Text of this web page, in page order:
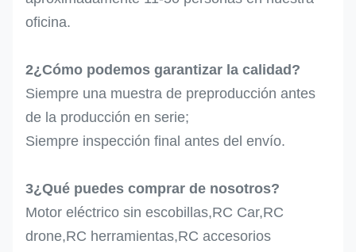
oficina.
2¿Cómo podemos garantizar la calidad?
Siempre una muestra de preproducción antes
de la producción en serie;
Siempre inspección final antes del envío.
3¿Qué puedes comprar de nosotros?
Motor eléctrico sin escobillas,RC Car,RC
drone,RC herramientas,RC accesorios